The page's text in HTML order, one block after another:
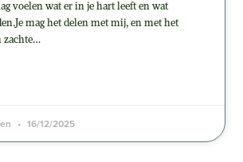
voelen wat er in je hart leeft en wat
mag het delen met mij, en met het
zachte…
16/12/2025